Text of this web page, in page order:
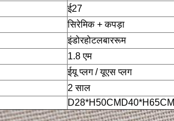
ई27
सिरेमिक + कपड़ा
इंडोरहोटलबाररूम
1.8 एम
ईयू प्लग / यूएस प्लग
2 साल
D28*H50CMD40*H65CM